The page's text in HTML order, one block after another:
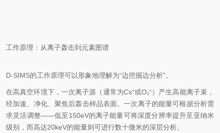
工作原理：从离子轰击到元素图谱
D-SIMS的工作原理可以形象地理解为“边挖掘边分析”。
在高真空环境下，一次离子源（通常为Cs⁺或O₂⁺）产生高能离子束，
经加速、净化、聚焦后轰击样品表面。一次离子的能量可根据分析需
求灵活调整——低至150eV的离子能量可将深度分辨率提升至亚纳米
级别，而高达20keV的能量则可进行数十微米的深层分析。